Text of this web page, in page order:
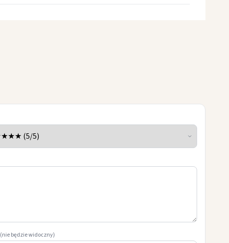
(nie będzie widoczny)